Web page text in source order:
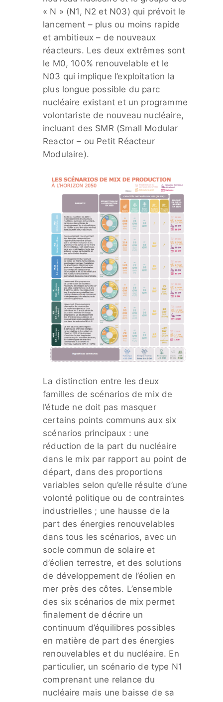
« N » (N1, N2 et N03) qui prévoit le
lancement – plus ou moins rapide
et ambitieux – de nouveaux
réacteurs. Les deux extrêmes sont
le M0, 100% renouvelable et le
N03 qui implique l’exploitation la
plus longue possible du parc
nucléaire existant et un programme
volontariste de nouveau nucléaire,
incluant des SMR (Small Modular
Reactor – ou Petit Réacteur
Modulaire).
La distinction entre les deux
familles de scénarios de mix de
l’étude ne doit pas masquer
certains points communs aux six
scénarios principaux : une
réduction de la part du nucléaire
dans le mix par rapport au point de
départ, dans des proportions
variables selon qu’elle résulte d’une
volonté politique ou de contraintes
industrielles ; une hausse de la
part des énergies renouvelables
dans tous les scénarios, avec un
socle commun de solaire et
d’éolien terrestre, et des solutions
de développement de l’éolien en
mer près des côtes. L’ensemble
des six scénarios de mix permet
finalement de décrire un
continuum d’équilibres possibles
en matière de part des énergies
renouvelables et du nucléaire. En
particulier, un scénario de type N1
comprenant une relance du
nucléaire mais une baisse de sa